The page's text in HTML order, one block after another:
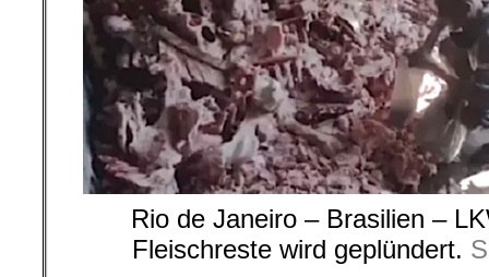
Rio de Janeiro – Brasilien –
Fleischreste wird geplündert.